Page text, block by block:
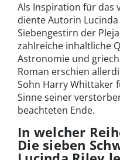
Als Inspiration für das
diente Autorin
Siebengestirn der
zahlreiche inhaltliche
Astronomie und
Roman erschien
Sohn Harry Whittaker
Sinne seiner
beachteten Ende.
In welcher
Die sieben